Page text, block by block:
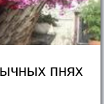
пнях